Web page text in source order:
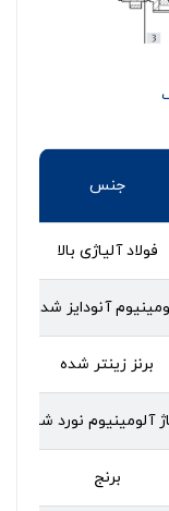
جنس
فولاد آلیاژی بالا
آنودایز شده
برنز زینتر شده
آلومینیوم نورد شده
برنج